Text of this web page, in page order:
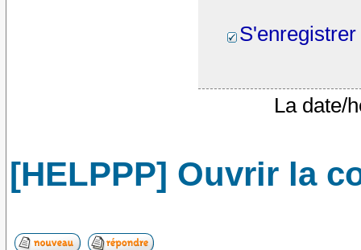
S'enregistrer
La date/
[HELPPP] Ouvrir la